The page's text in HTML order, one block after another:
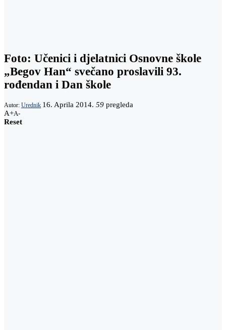
Foto: Učenici i djelatnici Osnovne škole
„Begov Han“ svečano proslavili 93.
rođendan i Dan škole
Autor: Urednik 16. Aprila 2014. 59 pregleda
A+A-
Reset